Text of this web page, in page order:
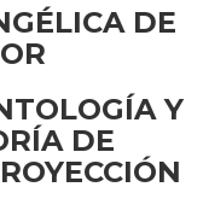
DE
Y
DE